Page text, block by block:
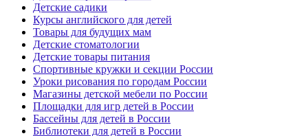
Детские садики
Курсы английского для детей
Товары для будущих мам
Детские стоматологии
Детские товары питания
Спортивные кружки и секции России
Уроки рисования по городам России
Магазины детской мебели по России
Площадки для игр детей в России
Бассейны для детей в России
Библиотеки для детей в России